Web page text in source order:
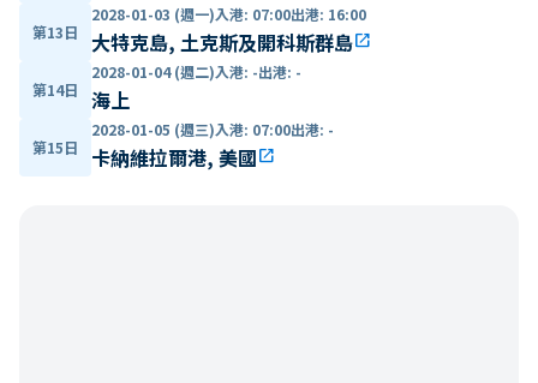
第13日
2028-01-03 (週一)入港: 07:00出港: 16:00
大特克島, 土克斯及開科斯群島open_in_new
第14日
2028-01-04 (週二)入港: -出港: -
海上
第15日
2028-01-05 (週三)入港: 07:00出港: -
卡納維拉爾港, 美國open_in_new